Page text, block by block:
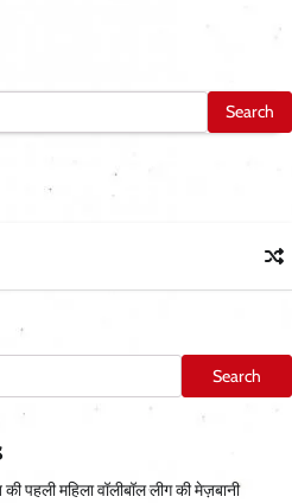
Search
पहली महिला वॉलीबॉल लीग की मेज़बानी